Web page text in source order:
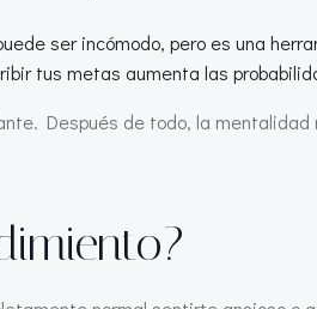
ser incómodo, pero es una
tus metas aumenta las
Después de todo, la mentalidad